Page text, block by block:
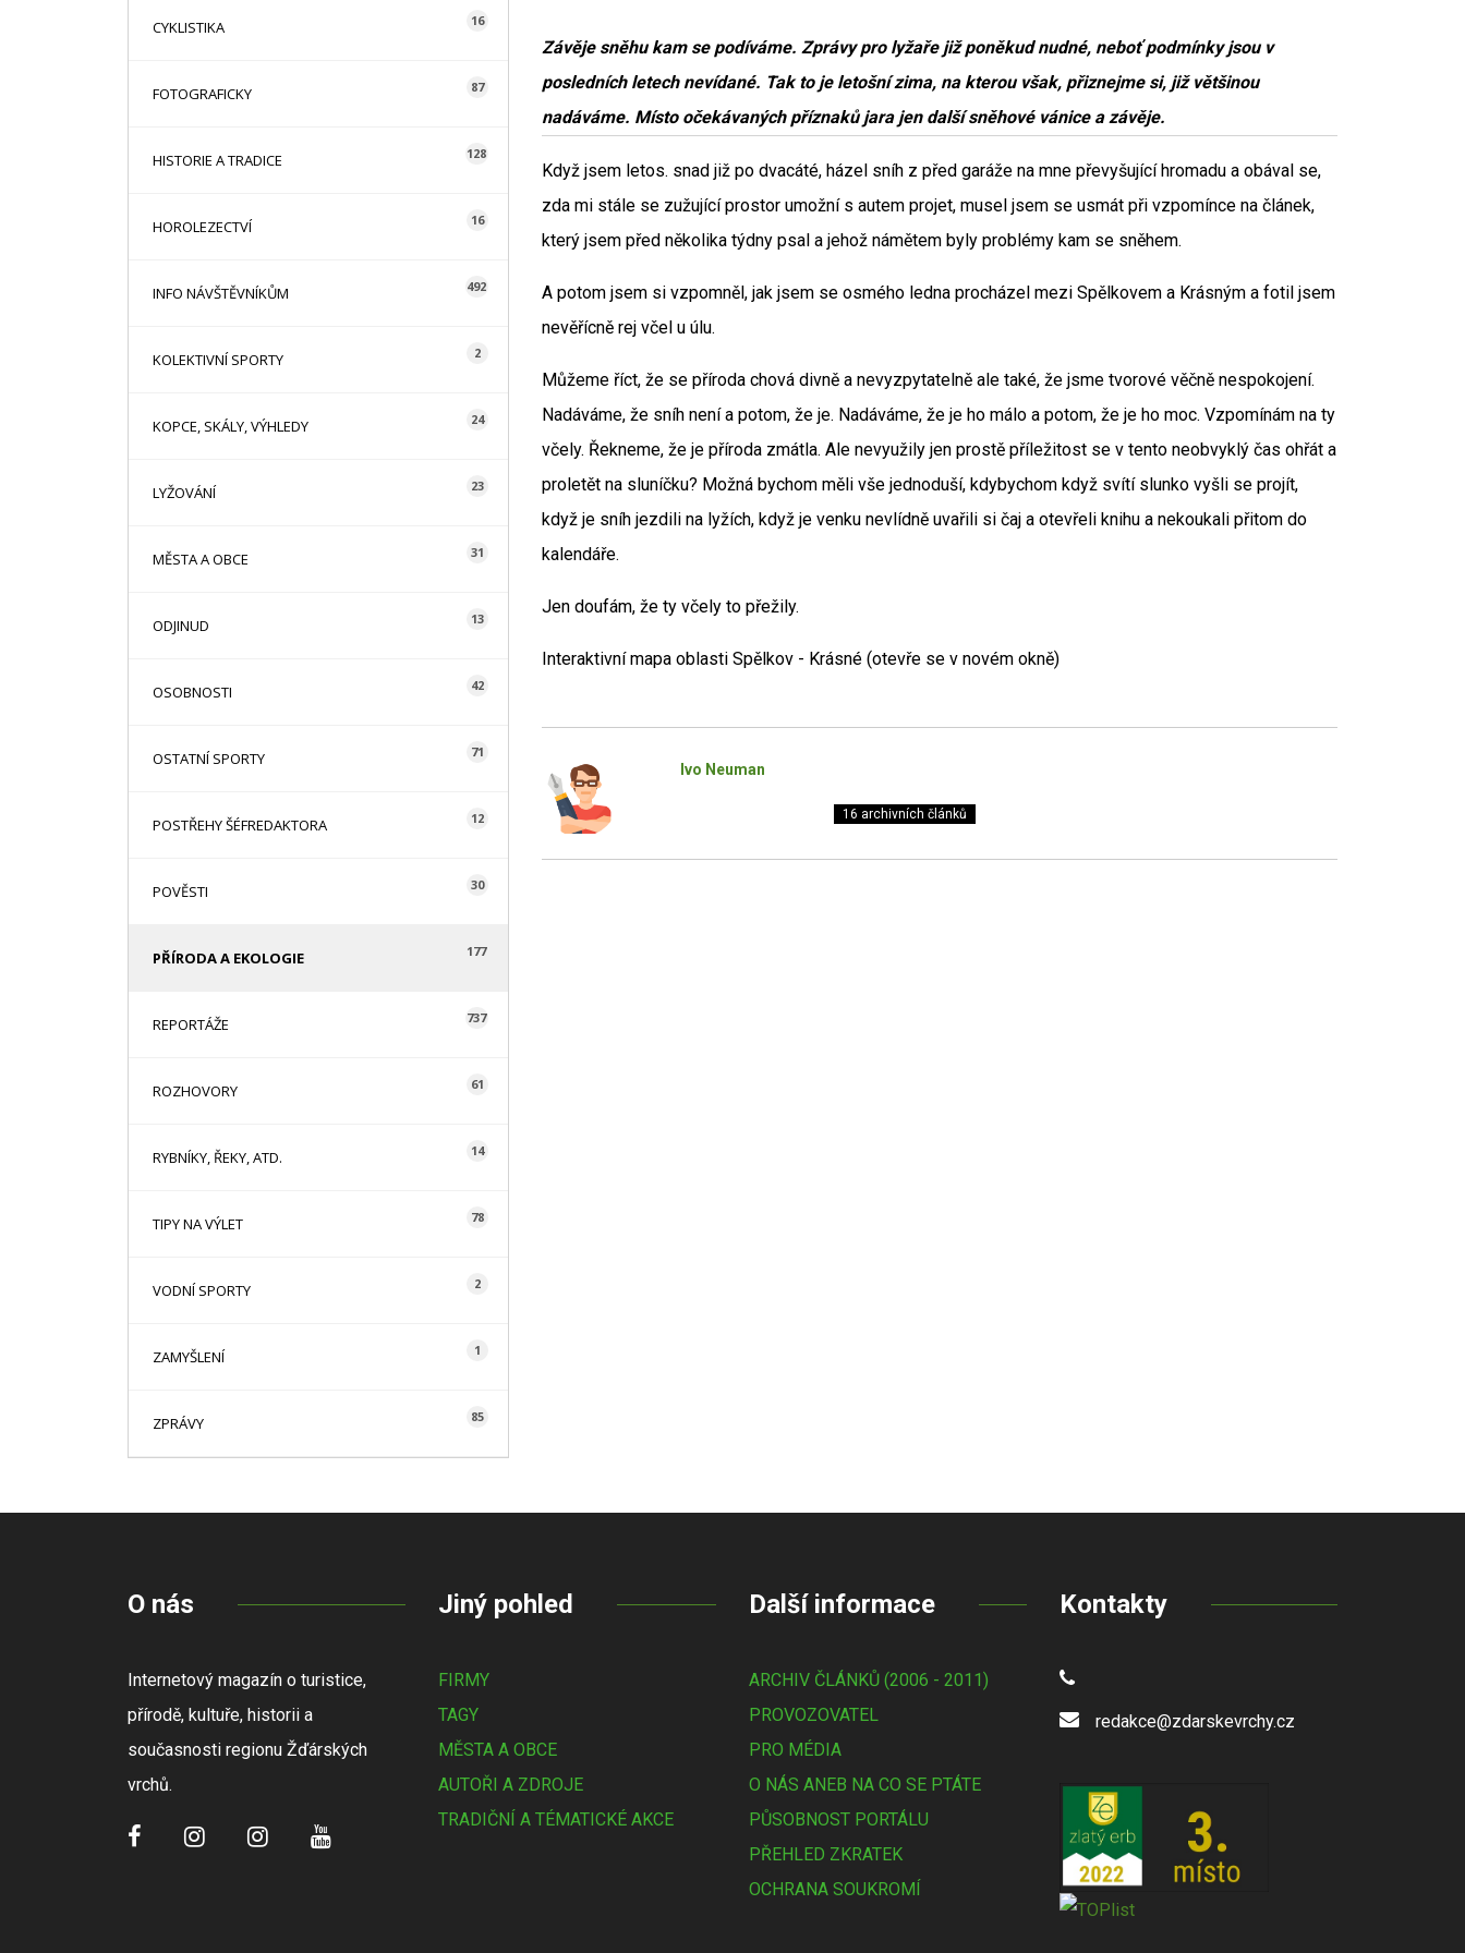
CYKLISTIKA 16
FOTOGRAFICKY 87
HISTORIE A TRADICE 128
HOROLEZECTVÍ 16
INFO NÁVŠTĚVNÍKŮM 492
KOLEKTIVNÍ SPORTY 2
KOPCE, SKÁLY, VÝHLEDY 24
LYŽOVÁNÍ 23
MĚSTA A OBCE 31
ODJINUD 13
OSOBNOSTI 42
OSTATNÍ SPORTY 71
POSTŘEHY ŠÉFREDAKTORA 12
POVĚSTI 30
PŘÍRODA A EKOLOGIE 177
REPORTÁŽE 737
ROZHOVORY 61
RYBNÍKY, ŘEKY, ATD. 14
TIPY NA VÝLET 78
VODNÍ SPORTY 2
ZAMYŠLENÍ 1
ZPRÁVY 85
Závěje sněhu kam se podíváme. Zprávy pro lyžaře již poněkud nudné, neboť podmínky jsou v
posledních letech nevídané. Tak to je letošní zima, na kterou však, přiznejme si, již většinou
nadáváme. Místo očekávaných příznaků jara jen další sněhové vánice a závěje.
Když jsem letos. snad již po dvacáté, házel sníh z před garáže na mne převyšující hromadu a obával se,
zda mi stále se zužující prostor umožní s autem projet, musel jsem se usmát při vzpomínce na článek,
který jsem před několika týdny psal a jehož námětem byly problémy kam se sněhem.
A potom jsem si vzpomněl, jak jsem se osmého ledna procházel mezi Spělkovem a Krásným a fotil jsem
nevěřícně rej včel u úlu.
Můžeme říct, že se příroda chová divně a nevyzpytatelně ale také, že jsme tvorové věčně nespokojení.
Nadáváme, že sníh není a potom, že je. Nadáváme, že je ho málo a potom, že je ho moc. Vzpomínám na ty
včely. Řekneme, že je příroda zmátla. Ale nevyužily jen prostě příležitost se v tento neobvyklý čas ohřát a
proletět na sluníčku? Možná bychom měli vše jednoduší, kdybychom když svítí slunko vyšli se projít,
když je sníh jezdili na lyžích, když je venku nevlídně uvařili si čaj a otevřeli knihu a nekoukali přitom do
kalendáře.
Jen doufám, že ty včely to přežily.
Interaktivní mapa oblasti Spělkov - Krásné (otevře se v novém okně)
Ivo Neuman
16 archivních článků
O nás
Internetový magazín o turistice,
přírodě, kultuře, historii a
současnosti regionu Žďárských
vrchů.
Jiný pohled
FIRMY
TAGY
MĚSTA A OBCE
AUTOŘI A ZDROJE
TRADIČNÍ A TÉMATICKÉ AKCE
Další informace
ARCHIV ČLÁNKŮ (2006 - 2011)
PROVOZOVATEL
PRO MÉDIA
O NÁS ANEB NA CO SE PTÁTE
PŮSOBNOST PORTÁLU
PŘEHLED ZKRATEK
OCHRANA SOUKROMÍ
Kontakty
redakce@zdarskevrchy.cz